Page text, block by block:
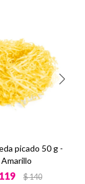
picado 50 g -
Amarillo
119 $140